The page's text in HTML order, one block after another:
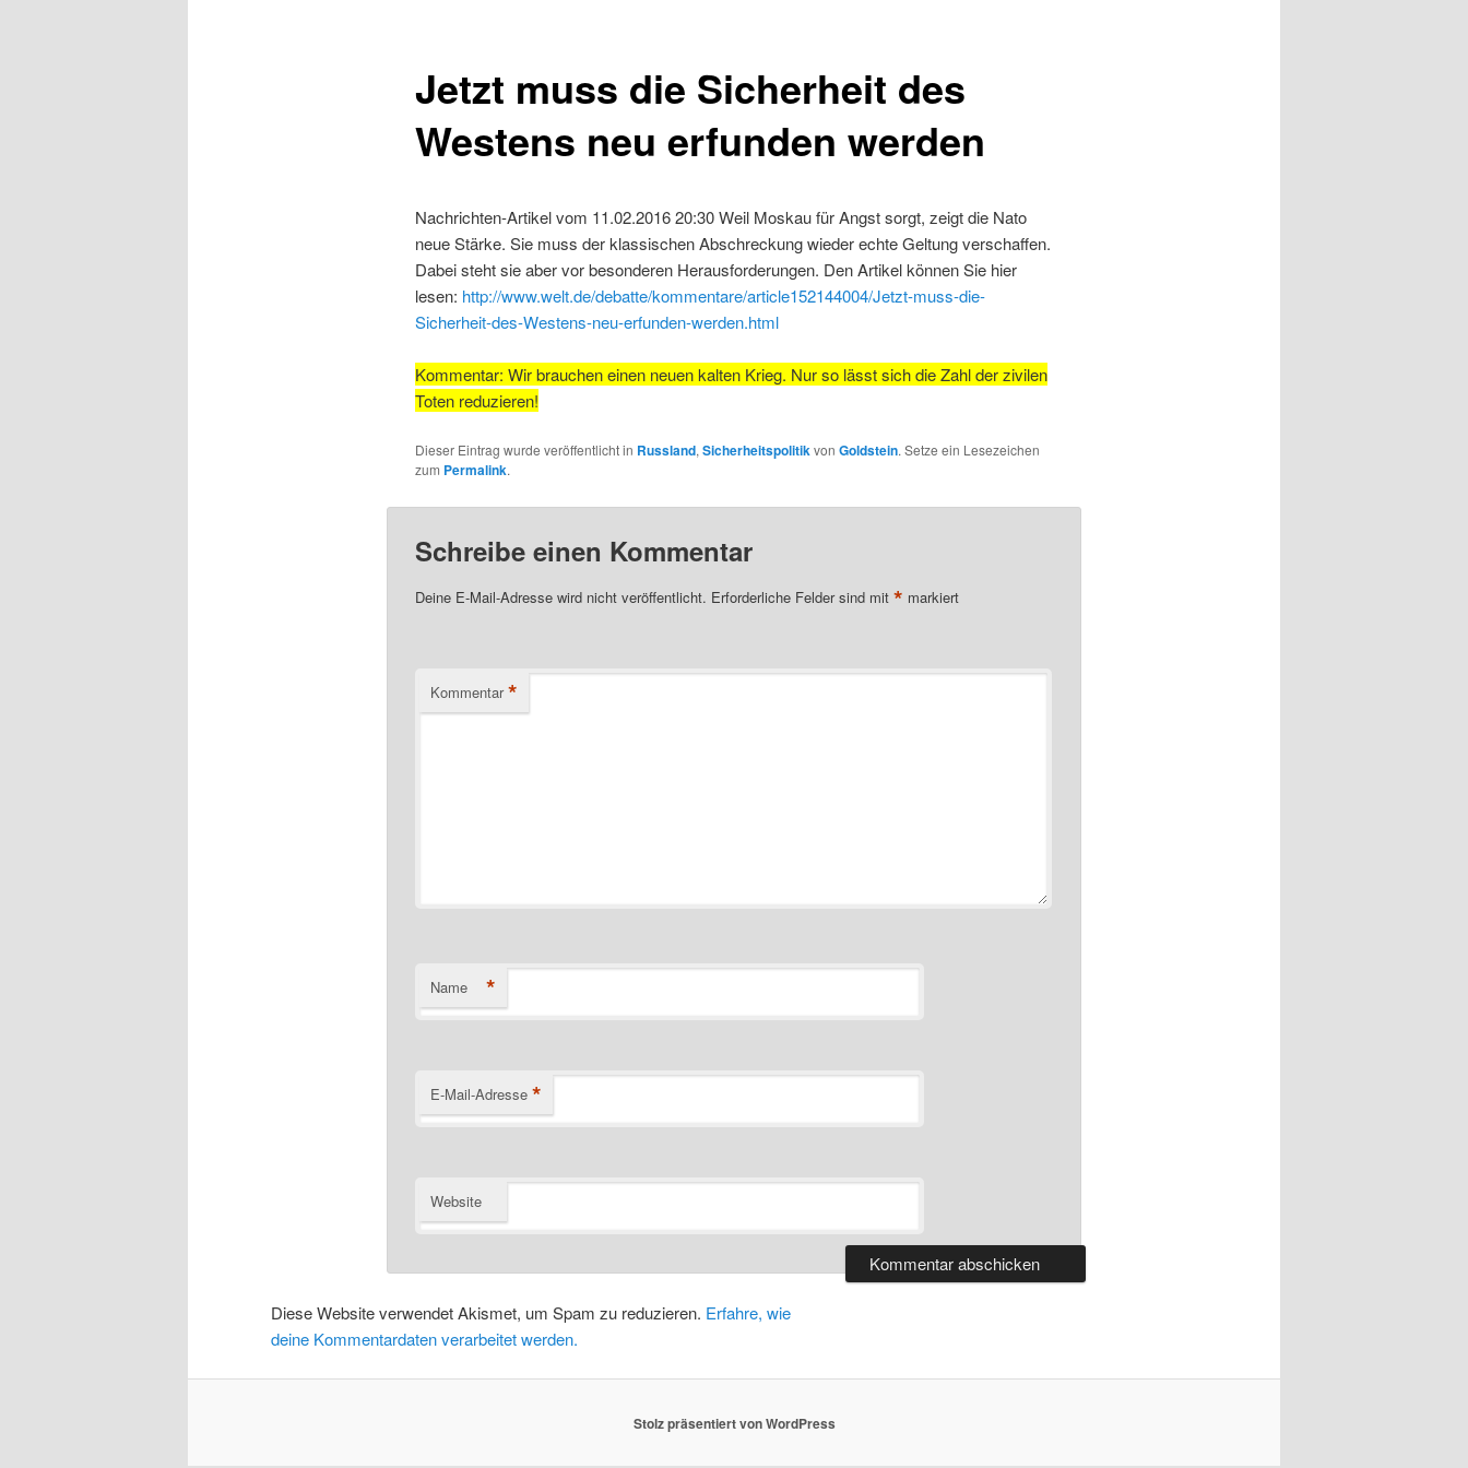
Jetzt muss die Sicherheit des
Westens neu erfunden werden
Nachrichten-Artikel vom 11.02.2016 20:30 Weil Moskau für Angst sorgt, zeigt die Nato
neue Stärke. Sie muss der klassischen Abschreckung wieder echte Geltung verschaffen.
Dabei steht sie aber vor besonderen Herausforderungen. Den Artikel können Sie hier
lesen: http://www.welt.de/debatte/kommentare/article152144004/Jetzt-muss-die-
Sicherheit-des-Westens-neu-erfunden-werden.html
Kommentar: Wir brauchen einen neuen kalten Krieg. Nur so lässt sich die Zahl der zivilen
Toten reduzieren!
Dieser Eintrag wurde veröffentlicht in Russland,Sicherheitspolitikvon Goldstein. Setze ein Lesezeichen
zum Permalink.
Schreibe einen Kommentar
Deine E-Mail-Adresse wird nicht veröffentlicht. Erforderliche Felder sind mit * markiert
Kommentar *
Name *
E-Mail-Adresse *
Website
Diese Website verwendet Akismet, um Spam zu reduzieren. Erfahre, wie
deine Kommentardaten verarbeitet werden.
Stolz präsentiert von WordPress